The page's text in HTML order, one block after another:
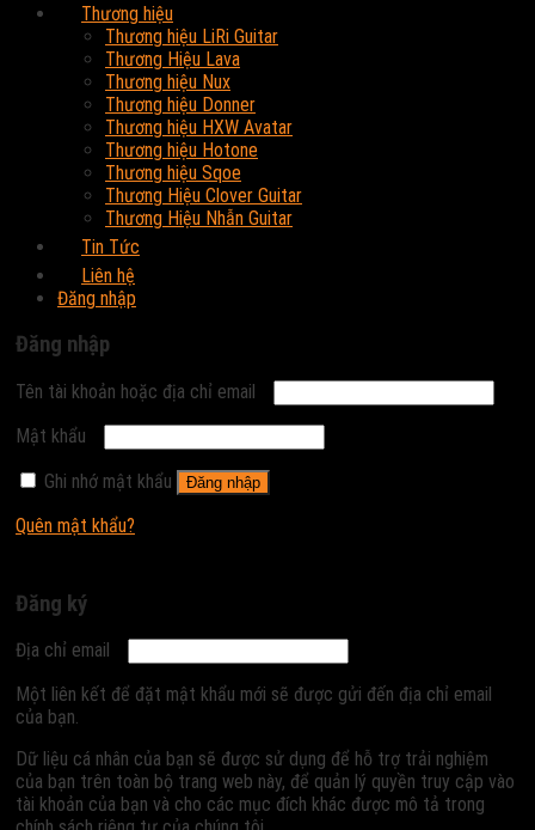
Thương hiệu
Thương hiệu LiRi Guitar
Thương Hiệu Lava
Thương hiệu Nux
Thương hiệu Donner
Thương hiệu HXW Avatar
Thương hiệu Hotone
Thương hiệu Sqoe
Thương Hiệu Clover Guitar
Thương Hiệu Nhẫn Guitar
Tin Tức
Liên hệ
Đăng nhập
Đăng nhập
Tên tài khoản hoặc địa chỉ email
Mật khẩu
Ghi nhớ mật khẩu
Đăng nhập
Quên mật khẩu?
Đăng ký
Địa chỉ email
Một liên kết để đặt mật khẩu mới sẽ được gửi đến địa chỉ email
của bạn.
Dữ liệu cá nhân của bạn sẽ được sử dụng để hỗ trợ trải nghiệm
của bạn trên toàn bộ trang web này, để quản lý quyền truy cập vào
tài khoản của bạn và cho các mục đích khác được mô tả trong